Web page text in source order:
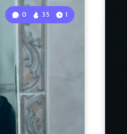
0 35 1